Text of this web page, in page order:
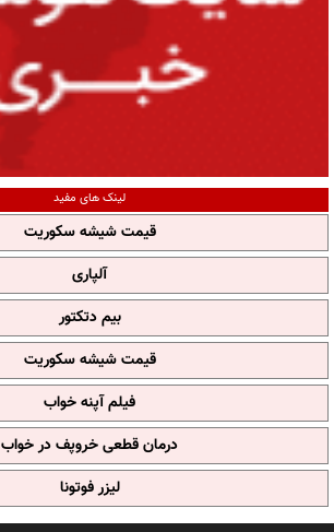
لینک های مفید
قیمت شیشه سکوریت
آلپاری
بیم دتکتور
قیمت شیشه سکوریت
فیلم آپنه خواب
درمان قطعی خروپف در خواب
لیزر فوتونا